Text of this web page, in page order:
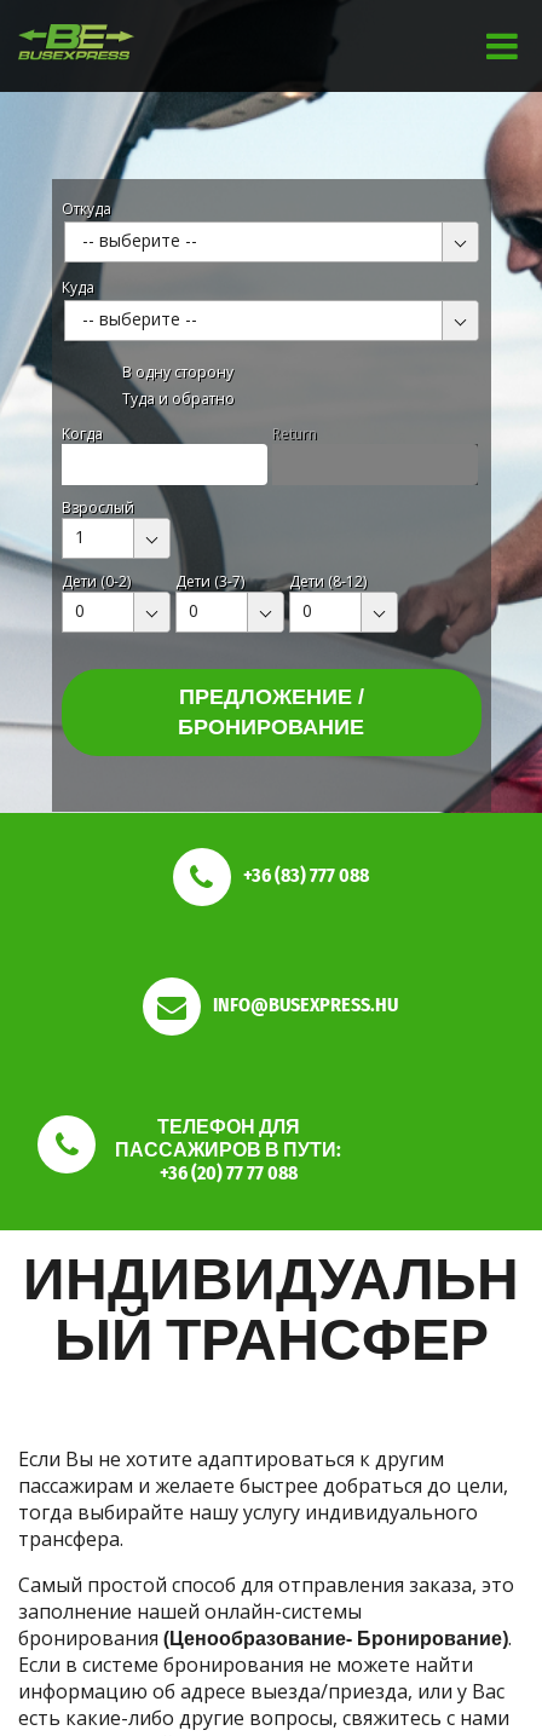
Откуда
-- выберите --
Куда
-- выберите --
В одну сторону
Туда и обратно
Kогда
Return
Взрослый
1
Дети (0-2)
0
Дети (3-7)
0
Дети (8-12)
0
ПРЕДЛОЖЕНИЕ /
БРОНИРОВАНИЕ
+36 (83) 777 088
INFO@BUSEXPRESS.HU
ТЕЛЕФОН ДЛЯ
ПАССАЖИРОВ В ПУТИ:
+36 (20) 77 77 088
ИНДИВИДУАЛЬН
ЫЙ ТРАНСФЕР
Если Вы не хотите адаптироваться к другим
пассажирам и желаете быстрее добраться до цели,
тогда выбирайте нашу услугу индивидуального
трансфера.
Самый простой способ для отправления заказа, это
заполнение нашей онлайн-системы
бронирования (Ценообразование- Бронирование).
Если в системе бронирования не можете найти
информацию об адресе выезда/приезда, или у Вас
есть какие-либо другие вопросы, свяжитесь с нами